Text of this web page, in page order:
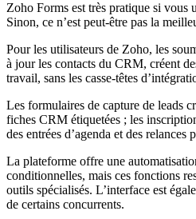
Zoho Forms est très pratique si vous
Sinon, ce n’est peut-être pas la
Pour les utilisateurs de Zoho, les
à jour les contacts du CRM, créent
travail, sans les casse-têtes
Les formulaires de capture de leads
fiches CRM étiquetées ; les
des entrées d’agenda et des relances
La plateforme offre une
conditionnelles, mais ces fonctions
outils spécialisés. L’interface est
de certains concurrents.